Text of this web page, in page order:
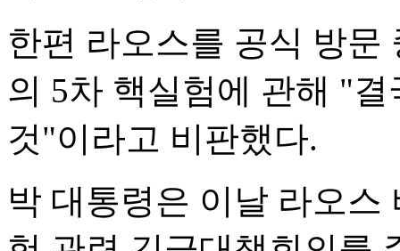
한편 라오스를 공식 방문
의 5차 핵실험에 관해 "
것"이라고 비판했다.
박 대통령은 이날 라오